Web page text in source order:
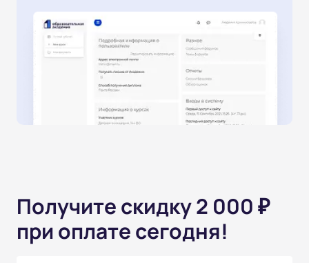
Получите скидку 2 000 ₽
при оплате сегодня!